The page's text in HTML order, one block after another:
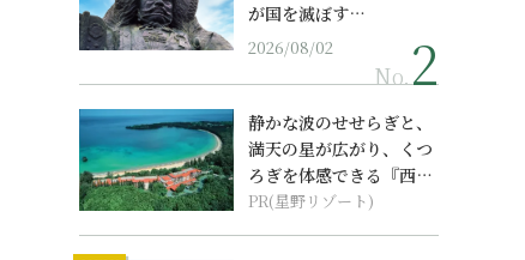
が国を滅ぼす…
2026/08/02
No.
静かな波のせせらぎと、
満天の星が広がり、くつ
ろぎを体感できる『西表
島ホテル by...
PR(星野リゾート)